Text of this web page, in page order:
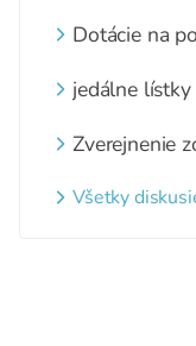
Dotácie na
jedálne lístky
Zverejnenie
webovom
Všetky